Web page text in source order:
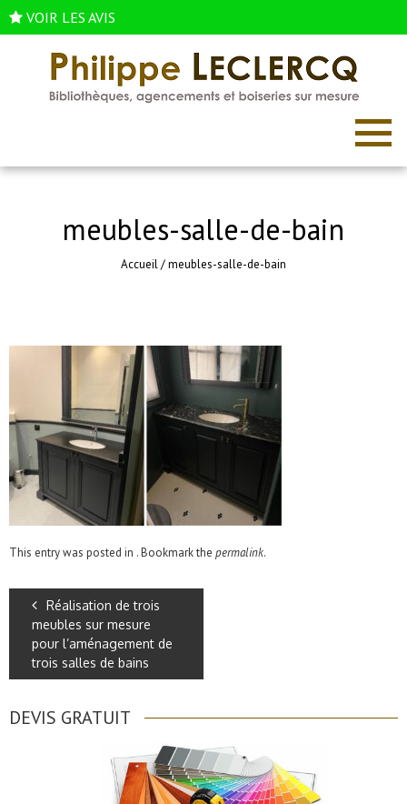
VOIR LES AVIS
meubles-salle-de-bain
Accueil/meubles-salle-de-bain
This entry was posted in . Bookmark the permalink.
Réalisation de trois
meubles sur mesure
pour l’aménagement de
trois salles de bains
DEVIS GRATUIT